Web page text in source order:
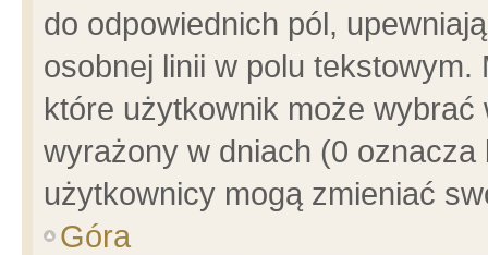
do odpowiednich pól,
osobnej linii w polu
które użytkownik może
wyrażony w dniach (0
użytkownicy mogą zmieniać
Góra